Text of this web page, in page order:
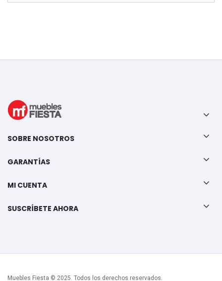
SOBRE NOSOTROS
GARANTÍAS
MI CUENTA
SUSCRÍBETE AHORA
Muebles Fiesta © 2025. Todos los derechos reservados.